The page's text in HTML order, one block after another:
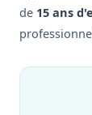
de 15 ans